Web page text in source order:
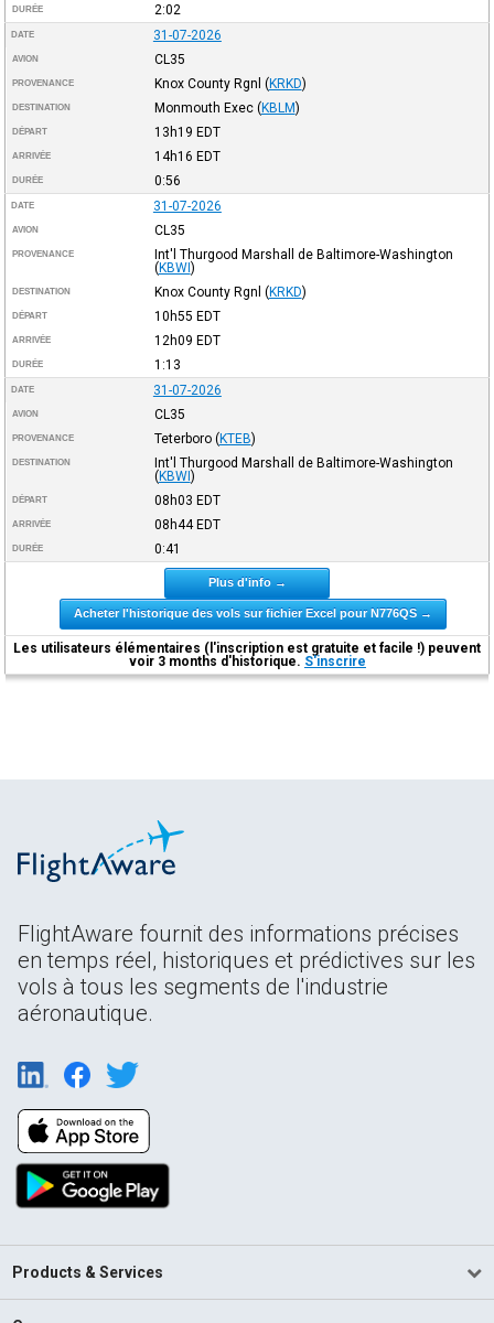
DURÉE 2:02
DATE 31-07-2026
AVION CL35
PROVENANCE Knox County Rgnl (KRKD)
DESTINATION Monmouth Exec (KBLM)
DÉPART 13h19 EDT
ARRIVÉE 14h16 EDT
DURÉE 0:56
DATE 31-07-2026
AVION CL35
PROVENANCE
Int'l Thurgood Marshall de Baltimore-Washington
(KBWI)
DESTINATION Knox County Rgnl (KRKD)
DÉPART 10h55 EDT
ARRIVÉE 12h09 EDT
DURÉE 1:13
DATE 31-07-2026
AVION CL35
PROVENANCE Teterboro (KTEB)
DESTINATION
Int'l Thurgood Marshall de Baltimore-Washington
(KBWI)
DÉPART 08h03 EDT
ARRIVÉE 08h44EDT
DURÉE 0:41
Plus d'info →
Acheter l'historique des vols sur fichier Excel pour N776QS →
Les utilisateurs élémentaires (l'inscription est gratuite et facile !) peuvent
voir 3 months d'historique. S'inscrire
FlightAware fournit des informations précises
en temps réel, historiques et prédictives sur les
vols à tous les segments de l'industrie
aéronautique.
Products & Services